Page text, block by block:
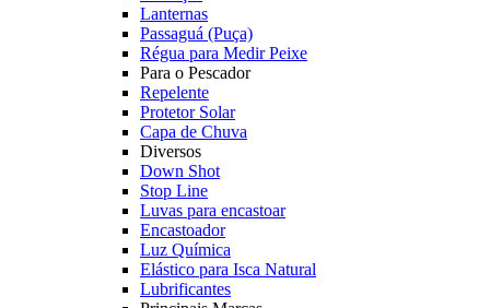
Lanternas
Passaguá (Puça)
Régua para Medir Peixe
Para o Pescador
Repelente
Protetor Solar
Capa de Chuva
Diversos
Down Shot
Stop Line
Luvas para encastoar
Encastoador
Luz Química
Elástico para Isca Natural
Lubrificantes